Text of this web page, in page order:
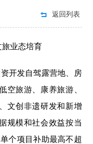
返回列表
业态培育
开发自驾露营地、房
空旅游、康养旅游、
文创非遗研发和新增
规模和社会效益按当
个项目补助最高不超